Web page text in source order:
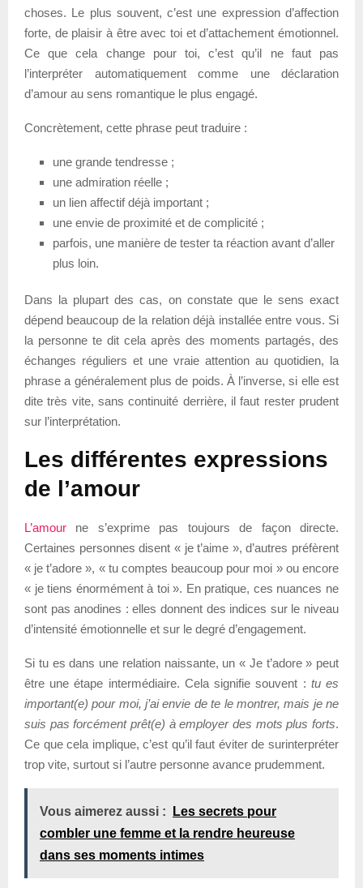
choses. Le plus souvent, c’est une expression d’affection
forte, de plaisir à être avec toi et d’attachement émotionnel.
Ce que cela change pour toi, c’est qu’il ne faut pas
l’interpréter automatiquement comme une déclaration
d’amour au sens romantique le plus engagé.
Concrètement, cette phrase peut traduire :
une grande tendresse ;
une admiration réelle ;
un lien affectif déjà important ;
une envie de proximité et de complicité ;
parfois, une manière de tester ta réaction avant d’aller
plus loin.
Dans la plupart des cas, on constate que le sens exact
dépend beaucoup de la relation déjà installée entre vous. Si
la personne te dit cela après des moments partagés, des
échanges réguliers et une vraie attention au quotidien, la
phrase a généralement plus de poids. À l’inverse, si elle est
dite très vite, sans continuité derrière, il faut rester prudent
sur l’interprétation.
Les différentes expressions
de l’amour
L’amour ne s’exprime pas toujours de façon directe.
Certaines personnes disent « je t’aime », d’autres préfèrent
« je t’adore », « tu comptes beaucoup pour moi » ou encore
« je tiens énormément à toi ». En pratique, ces nuances ne
sont pas anodines : elles donnent des indices sur le niveau
d’intensité émotionnelle et sur le degré d’engagement.
Si tu es dans une relation naissante, un « Je t’adore » peut
être une étape intermédiaire. Cela signifie souvent : tu es
important(e) pour moi, j’ai envie de te le montrer, mais je ne
suis pas forcément prêt(e) à employer des mots plus forts.
Ce que cela implique, c’est qu’il faut éviter de surinterpréter
trop vite, surtout si l’autre personne avance prudemment.
Vous aimerez aussi :
Les secrets pour
combler une femme et la rendre heureuse
dans ses moments intimes